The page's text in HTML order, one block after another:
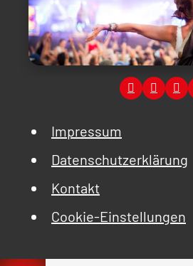
Impressum
Datenschutzerklärung
Kontakt
Cookie-Einstellungen